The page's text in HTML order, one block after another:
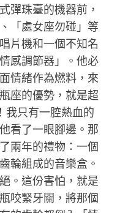
彈珠臺的機器前，
「處女座勿碰」等
片機和一個不知名
感調節器」。他必
情緒作為燃料，來
座的優勢，就是超
我只有一腔熱血的
看了一眼腳邊。那
兩年的禮物：一個
輪組成的音樂盒。
。這份害怕，就是
咬緊牙關，將那個